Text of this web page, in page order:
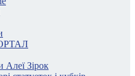
Алеї Зірок